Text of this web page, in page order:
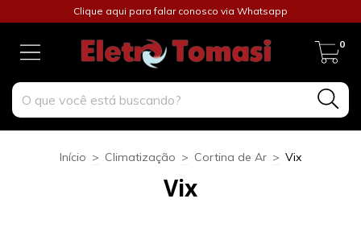
Clique aqui para falar conosco via Whatsapp
0
Início > Climatização > Cortina de Ar > Vix
Vix